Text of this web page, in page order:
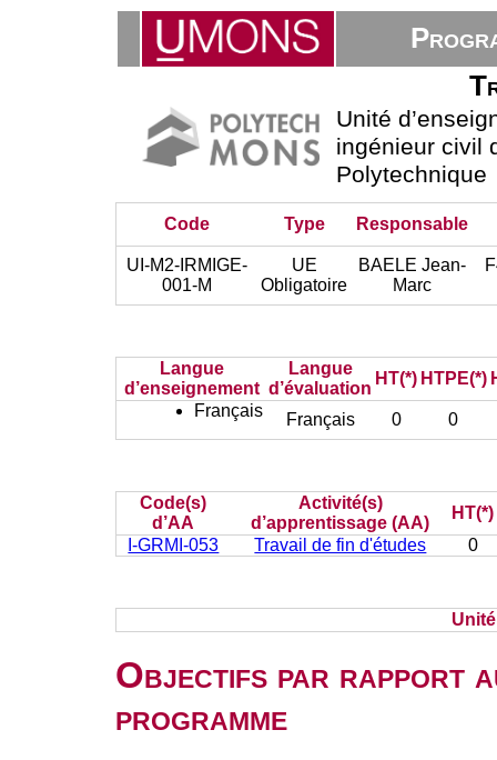
Unité
ingénieur civil
Polytechnique
Code Type Responsable
UI-M2-IRMIGE-
001-M
UE
Obligatoire
BAELE Jean-
Marc
Langue
d’enseignement
Langue
d’évaluation
HT(*) HTPE(*)
Français
Français 0 0
Code(s)
d’AA
Activité(s)
d’apprentissage (AA)
HT(*)
I-GRMI-053
Travail de fin d'études 0
Objectifs par rapport
programme